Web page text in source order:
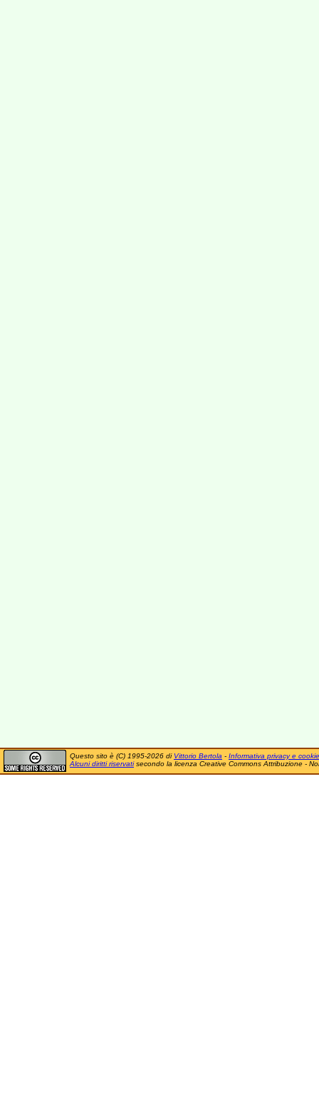
Questo sito è (C) 1995-2026 di Vittorio Bertola - Informativa privacy e cookie
Alcuni diritti riservatisecondo la licenza Creative Commons Attribuzione -